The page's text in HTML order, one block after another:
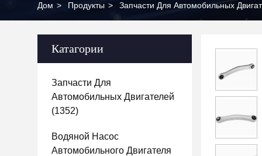
Дом > Продукты > Запчасти Для Автомобильных
Катагории
Запчасти Для
Автомобильных Двигателей
(1352)
Водяной Насос
Автомобильного Двигателя